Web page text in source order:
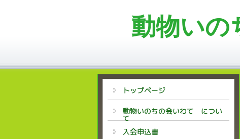
動物い
トップページ
動物いのちの会いわて につい
て
入会申込書